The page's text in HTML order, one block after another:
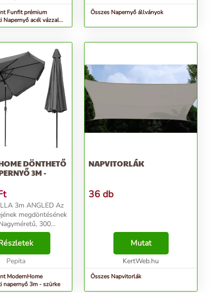
Funfit prémium
Napernyő acél vázzal
Összes Napernyő állványok
DÖNTHETŐ
3M -
3m ANGLED Az
megdöntésének
300
tálka Eső- és
Stabil, tartós váz
kurblimechanizmus
...
Pepita
ModernHome
napernyő 3m - szürke
NAPVITORLÁK
36 db
Mutat
KertWeb.hu
Összes Napvitorlák